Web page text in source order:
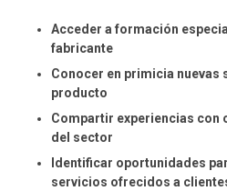
Acceder a formación
fabricante
Conocer en primicia nuevas
producto
Compartir experiencias con
del sector
Identificar oportunidades
servicios ofrecidos a